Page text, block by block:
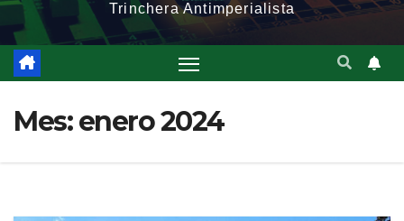
Trinchera Antimperialista
Mes:enero 2024